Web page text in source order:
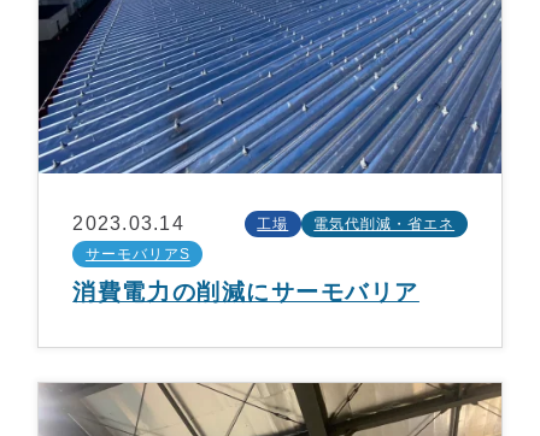
2023.03.14 工場
電気代削減・省エネ
サーモバリアS
消費電力の削減にサーモバリア